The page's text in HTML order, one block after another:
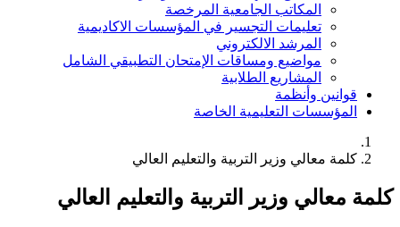
المكاتب الجامعية المرخصة
تعليمات التجسير في المؤسسات الاكاديمية
المرشد الالكتروني
مواضيع ومساقات الإمتحان التطبيقي الشامل
المشاريع الطلابية
قوانين وأنظمة
المؤسسات التعليمية الخاصة
كلمة معالي وزير التربية والتعليم العالي
معالي وزير التربية والتعليم العالي